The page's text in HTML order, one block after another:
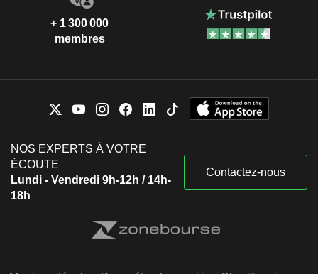
+ 1 300 000
membres
NOS EXPERTS À VOTRE
ÉCOUTE
Lundi - Vendredi 9h-12h / 14h-
18h
Contactez-nous